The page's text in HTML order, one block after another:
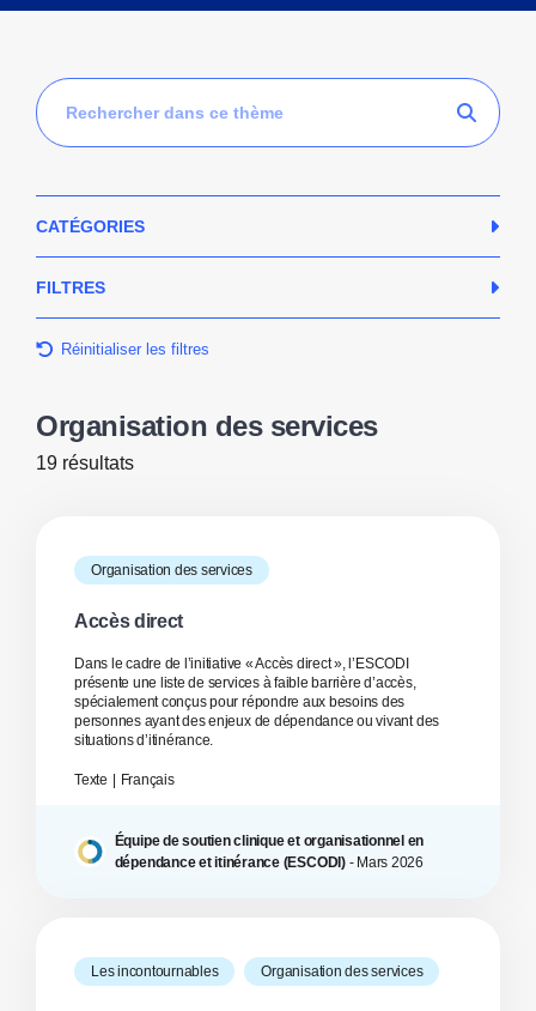
Recherche
CATÉGORIES
FILTRES
Réinitialiser les filtres
Organisation des services
19 résultats
Organisation des services
Accès direct
Dans le cadre de l’initiative « Accès direct », l’ESCODI
présente une liste de services à faible barrière d’accès,
spécialement conçus pour répondre aux besoins des
personnes ayant des enjeux de dépendance ou vivant des
situations d’itinérance.
Texte Français
Équipe de soutien clinique et organisationnel en
dépendance et itinérance (ESCODI) - Mars 2026
Les incontournables Organisation des services